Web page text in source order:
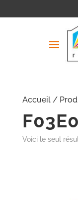
Accueil/
Voici le seul